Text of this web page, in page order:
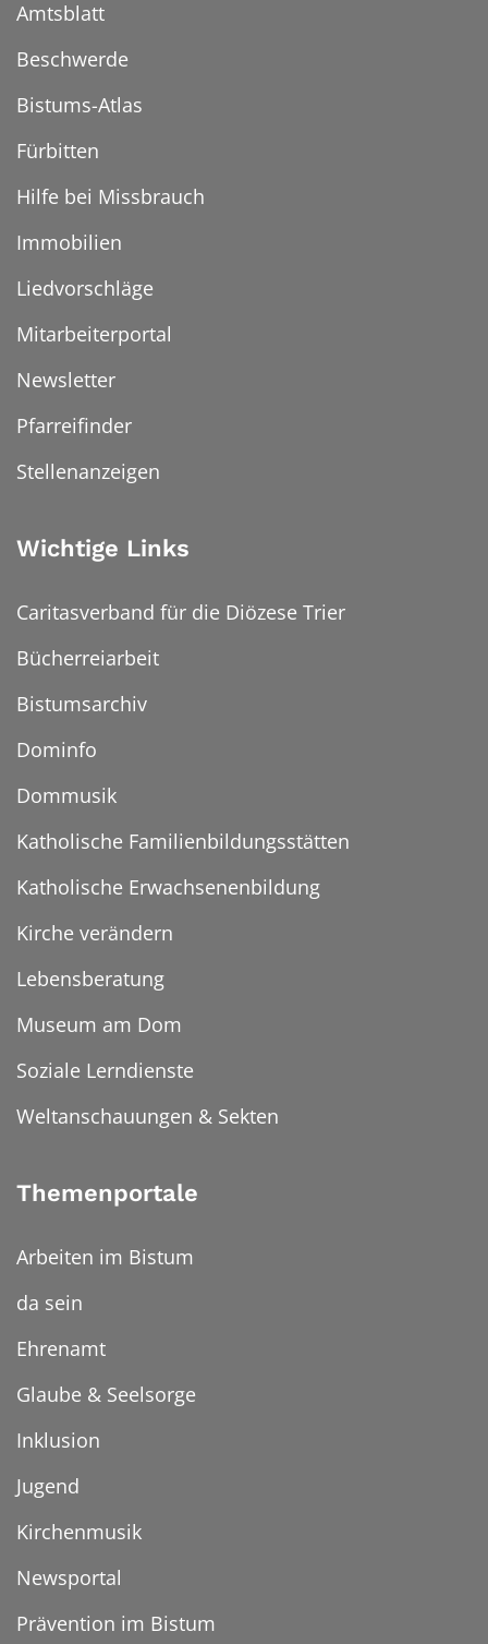
Amtsblatt
Beschwerde
Bistums-Atlas
Fürbitten
Hilfe bei Missbrauch
Immobilien
Liedvorschläge
Mitarbeiterportal
Newsletter
Pfarreifinder
Stellenanzeigen
Wichtige Links
Caritasverband für die Diözese Trier
Bücherreiarbeit
Bistumsarchiv
Dominfo
Dommusik
Katholische Familienbildungsstätten
Katholische Erwachsenenbildung
Kirche verändern
Lebensberatung
Museum am Dom
Soziale Lerndienste
Weltanschauungen & Sekten
Themenportale
Arbeiten im Bistum
da sein
Ehrenamt
Glaube & Seelsorge
Inklusion
Jugend
Kirchenmusik
Newsportal
Prävention im Bistum